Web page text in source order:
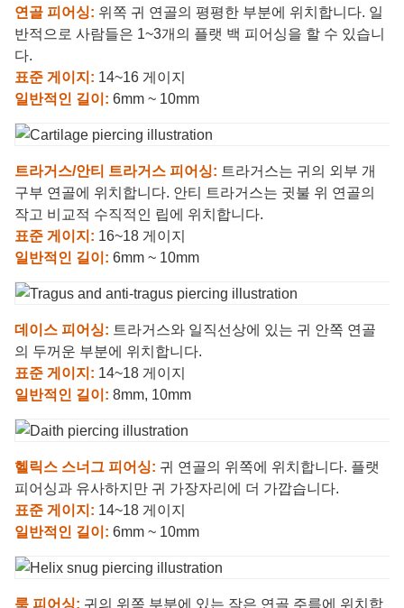
연골 피어싱: 위쪽 귀 연골의 평평한 부분에 위치합니다. 일
반적으로 사람들은 1~3개의 플랫 백 피어싱을 할 수 있습니
다.
표준 게이지: 14~16 게이지
일반적인 길이: 6mm ~ 10mm
트라거스/안티 트라거스 피어싱: 트라거스는 귀의 외부 개
구부 연골에 위치합니다. 안티 트라거스는 귓불 위 연골의
작고 비교적 수직적인 립에 위치합니다.
표준 게이지: 16~18 게이지
일반적인 길이: 6mm ~ 10mm
데이스 피어싱: 트라거스와 일직선상에 있는 귀 안쪽 연골
의 두꺼운 부분에 위치합니다.
표준 게이지: 14~18 게이지
일반적인 길이: 8mm, 10mm
헬릭스 스너그 피어싱: 귀 연골의 위쪽에 위치합니다. 플랫
피어싱과 유사하지만 귀 가장자리에 더 가깝습니다.
표준 게이지: 14~18 게이지
일반적인 길이: 6mm ~ 10mm
룩 피어싱: 귀의 위쪽 부분에 있는 작은 연골 주름에 위치합